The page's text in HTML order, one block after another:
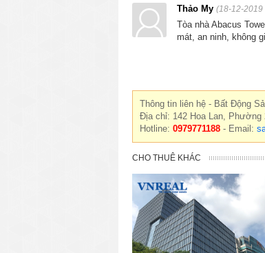
Thảo My (18-12-2019
Tòa nhà Abacus
mát, an ninh, không
Thông tin liên hệ - Bất Động
Địa chỉ: 142 Hoa Lan, Phường
Hotline: 0979771188 - Email:
CHO THUÊ KHÁC